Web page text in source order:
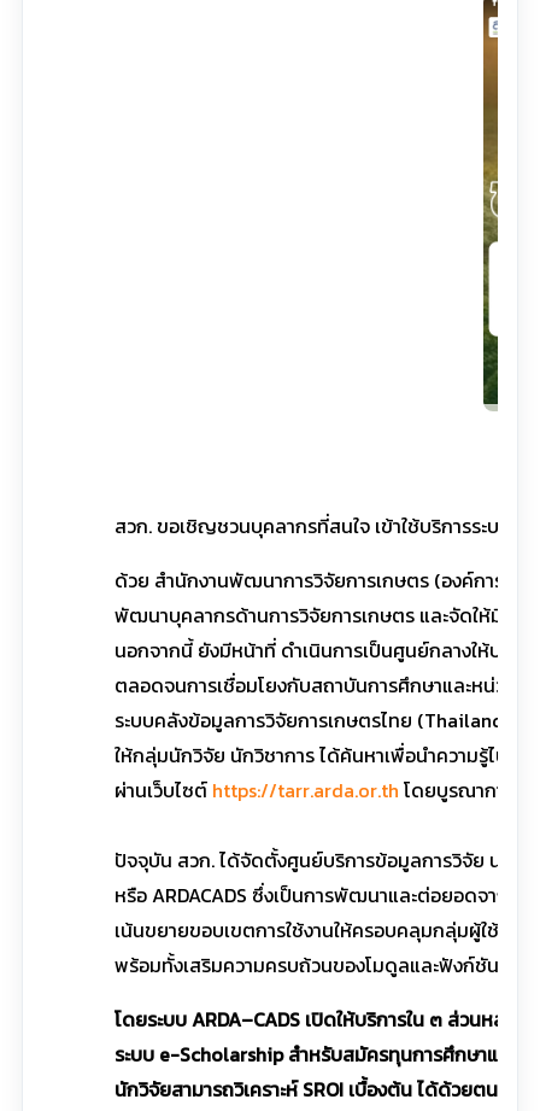
สวก. ขอเชิญชวนบุคลากรที่สนใจ เข้าใช้บริการระบบ
ด้วย สำนักงานพัฒนาการวิจัยการเกษตร (องค์การม
พัฒนาบุคลากรด้านการวิจัยการเกษตร และจัดให้มี ก
นอกจากนี้ ยังมีหน้าที่ ดำเนินการเป็นศูนย์กลางให้บริก
ตลอดจนการเชื่อมโยงกับสถาบันการศึกษาและหน่วยง
ระบบคลังข้อมูลการวิจัยการเกษตรไทย (Thailand
ให้กลุ่มนักวิจัย นักวิชาการ ได้ค้นหาเพื่อนำความรู้ไปต่
ผ่านเว็บไซต์ https://tarr.arda.or.th โดยบูรณาการแ
ปัจจุบัน สวก. ได้จัดตั้งศูนย์บริการข้อมูลการวิจัย นวัต
หรือ ARDACADS ซึ่งเป็นการพัฒนาและต่อยอดจากร
เน้นขยายขอบเขตการใช้งานให้ครอบคลุมกลุ่มผู้ใช้ที่ห
พร้อมทั้งเสริมความครบถ้วนของโมดูลและฟังก์ชันให
โดยระบบ ARDA–CADS เปิดให้บริการใน ๓ ส่วนหลั
ระบบ e-Scholarship สำหรับสมัครทุนการศึกษาและห
นักวิจัยสามารถวิเคราะห์ SROI เบื้องต้น ได้ด้วยตนเ